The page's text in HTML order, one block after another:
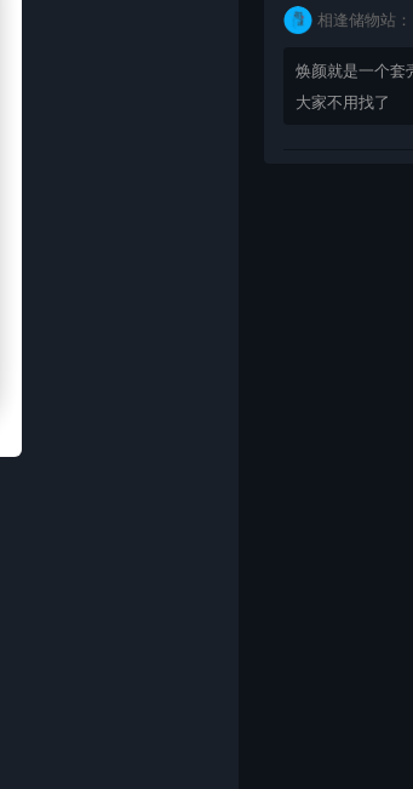
相逢储物站：
焕颜就是一个套
大家不用找了